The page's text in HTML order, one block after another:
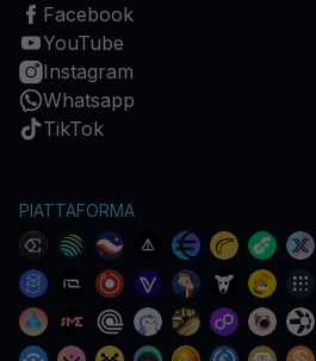
Facebook
YouTube
Instagram
Whatsapp
TikTok
PIATTAFORMA